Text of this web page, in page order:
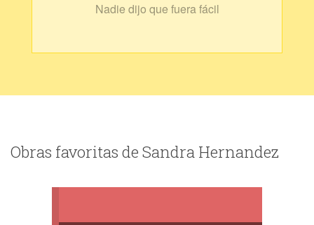
Nadie dijo que fuera fácil
Obras favoritas de Sandra Hernandez